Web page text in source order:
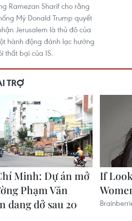
Ramezan Sharif cho rằng
Mỹ Donald Trump quyết
Jerusalem là thủ đô của
hành động đánh lạc hướng
thất bại của IS.